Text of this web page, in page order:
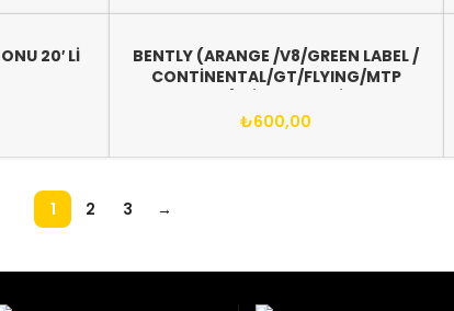
20′ Lİ
BENTLY (ARANGE /V8/GREEN LABEL /
CONTİNENTAL/GT/FLYING/MTP
₺600,00
1 2 3 →